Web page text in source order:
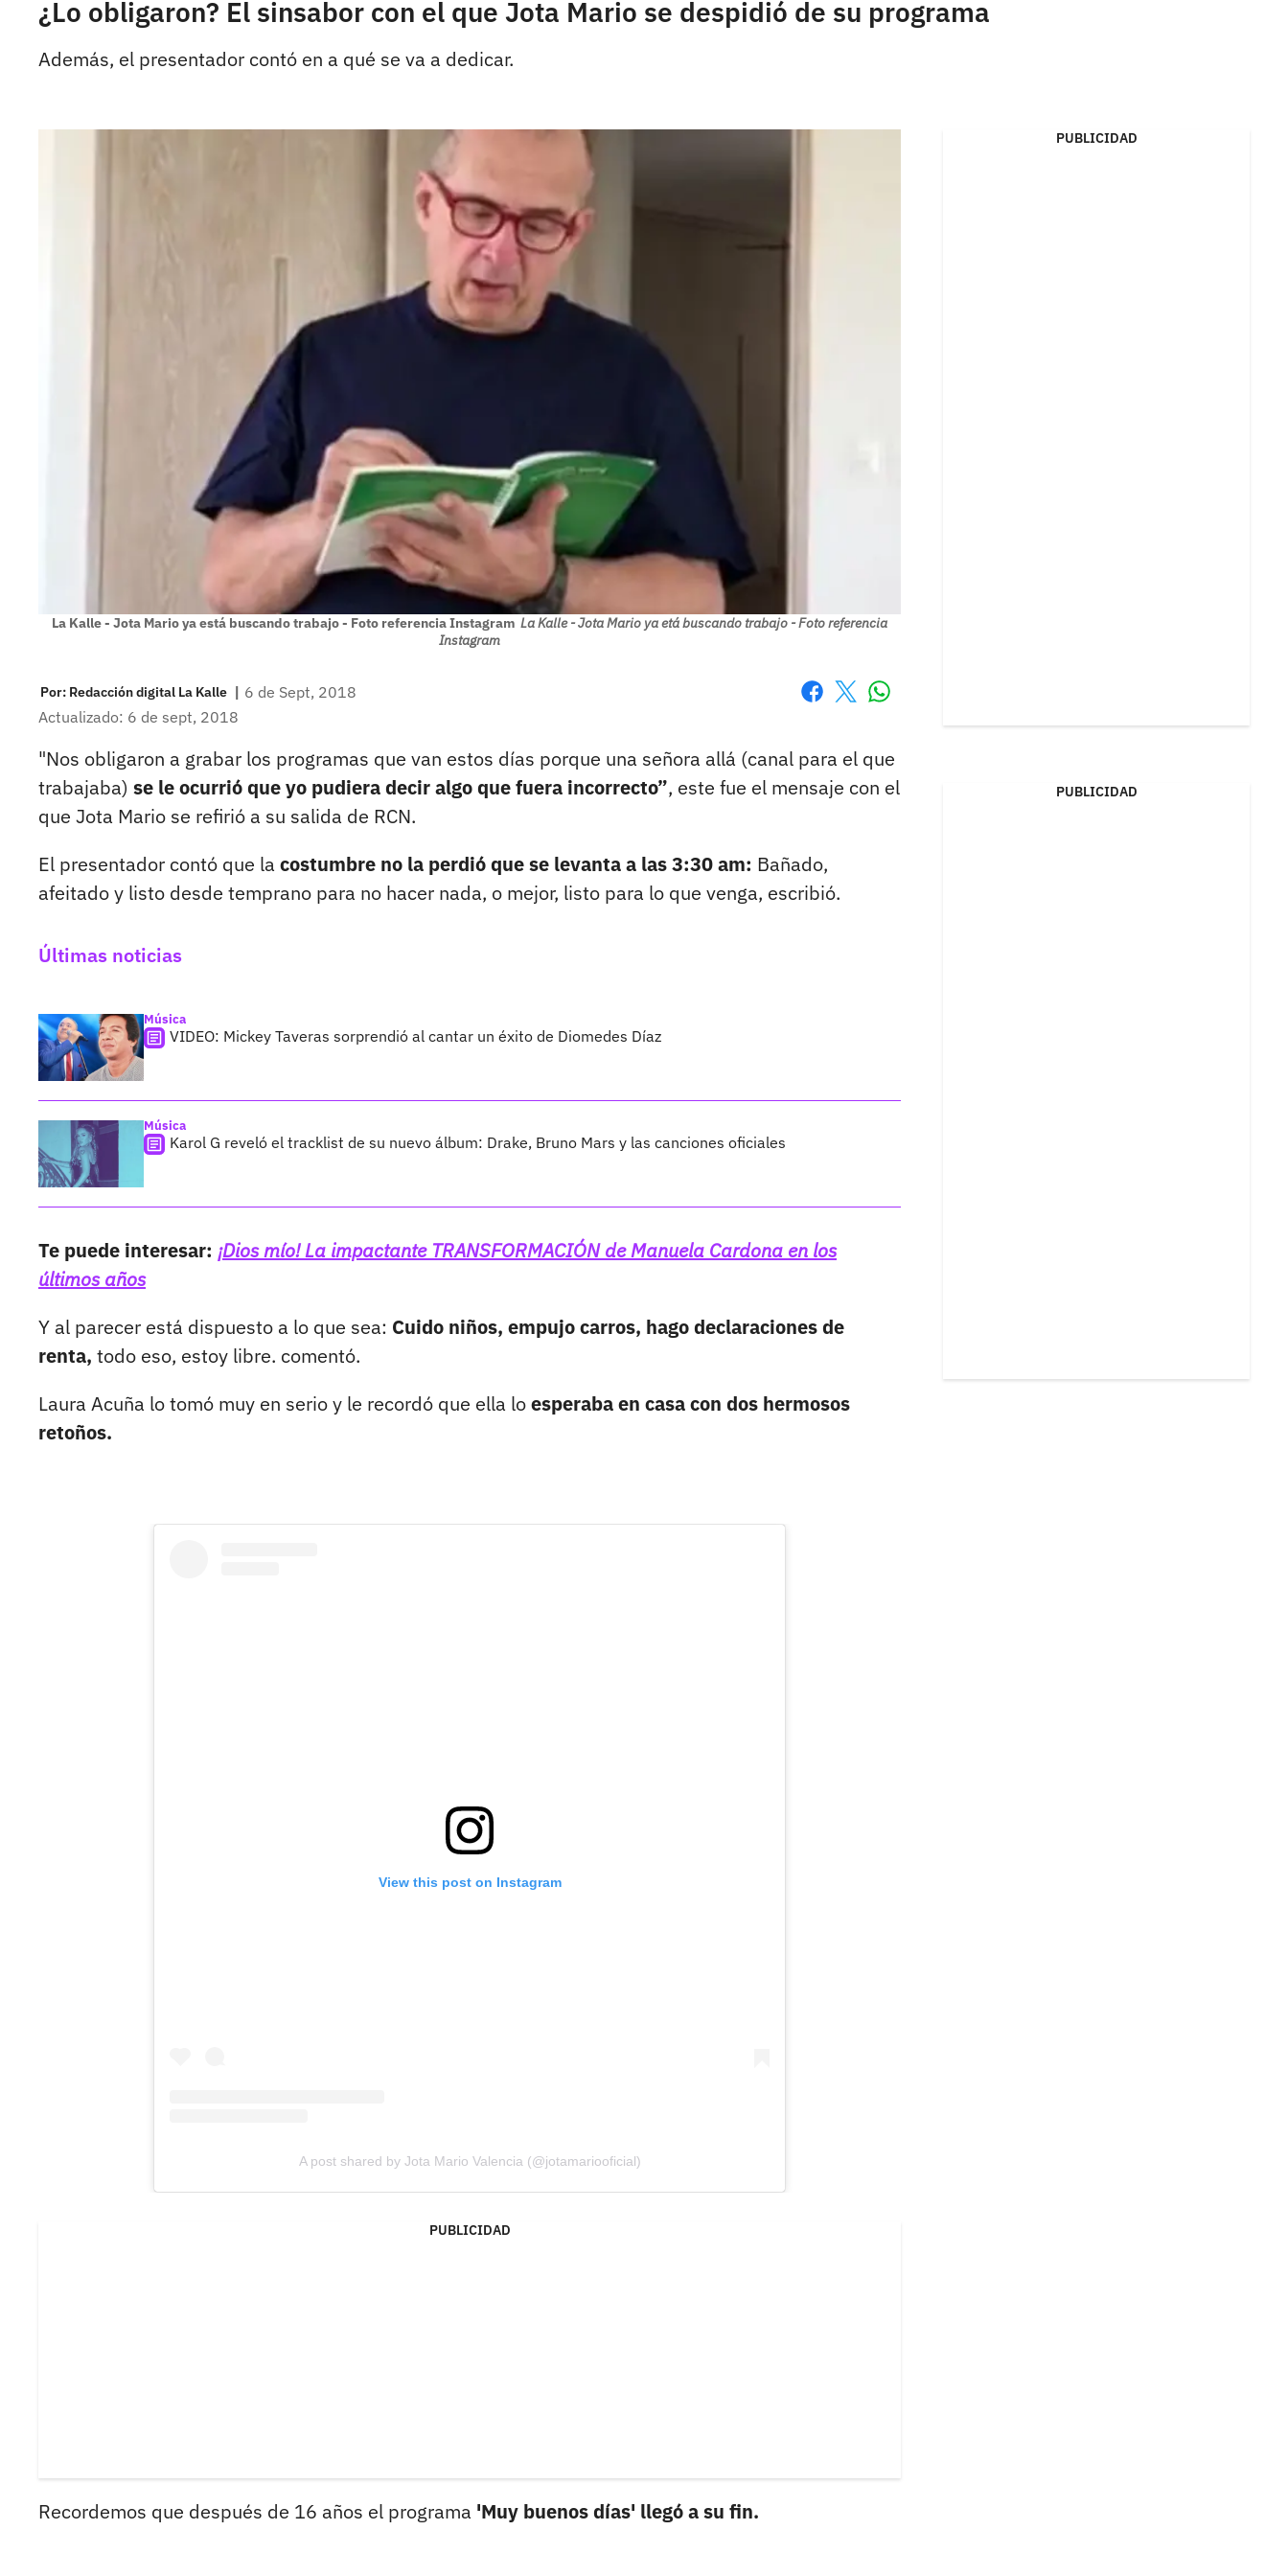
¿Lo obligaron? El sinsabor con el que Jota Mario se despidió de su programa
Además, el presentador contó en a qué se va a dedicar.
La Kalle - Jota Mario ya está buscando trabajo - Foto referencia Instagram La Kalle - Jota Mario ya etá buscando trabajo - Foto referencia
Instagram
Por: Redacción digital La Kalle | 6 de Sept, 2018
Actualizado: 6 de sept, 2018
"Nos obligaron a grabar los programas que van estos días porque una señora allá (canal para el que
trabajaba) se le ocurrió que yo pudiera decir algo que fuera incorrecto”, este fue el mensaje con el
que Jota Mario se refirió a su salida de RCN.
El presentador contó que la costumbre no la perdió que se levanta a las 3:30 am: Bañado,
afeitado y listo desde temprano para no hacer nada, o mejor, listo para lo que venga, escribió.
Últimas noticias
Música
VIDEO: Mickey Taveras sorprendió al cantar un éxito de Diomedes Díaz
Música
Karol G reveló el tracklist de su nuevo álbum: Drake, Bruno Mars y las canciones oficiales
Te puede interesar: ¡Dios mío! La impactante TRANSFORMACIÓN de Manuela Cardona en los
últimos años
Y al parecer está dispuesto a lo que sea: Cuido niños, empujo carros, hago declaraciones de
renta, todo eso, estoy libre. comentó.
Laura Acuña lo tomó muy en serio y le recordó que ella loesperaba en casa con dos hermosos
retoños.
View this post on Instagram
A post shared by Jota Mario Valencia (@jotamariooficial)
PUBLICIDAD
Recordemos que después de 16 años el programa 'Muy buenos días' llegó a su fin.
PUBLICIDAD
PUBLICIDAD